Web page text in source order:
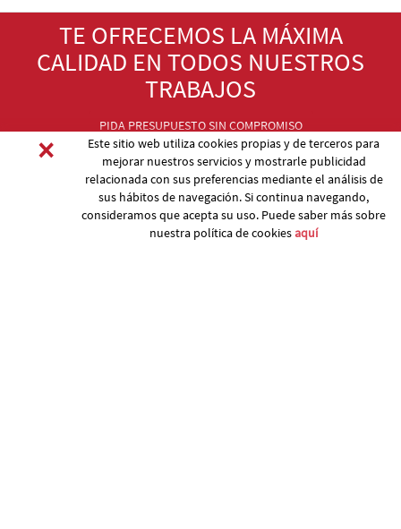
TE OFRECEMOS LA MÁXIMA
CALIDAD EN TODOS NUESTROS
TRABAJOS
PIDA PRESUPUESTO SIN COMPROMISO
×
Este sitio web utiliza cookies propias y de terceros para
mejorar nuestros servicios y mostrarle publicidad
relacionada con sus preferencias mediante el análisis de
sus hábitos de navegación. Si continua navegando,
consideramos que acepta su uso. Puede saber más sobre
nuestra política de cookies aquí